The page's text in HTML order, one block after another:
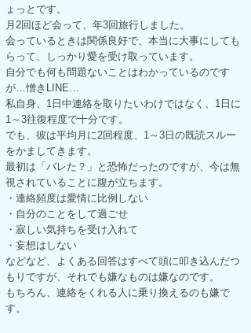
ょっとです。
月2回ほど会って、年3回旅行しました。
会っているときは関係良好で、本当に大事にしても
らって、しっかり愛を受け取っています。
自分でも何も問題ないことはわかっているのです
が…憎きLINE…
私自身、1日中連絡を取りたいわけではなく、1日に
1～3往復程度で十分です。
でも、彼は平均月に2回程度、1～3日の既読スルー
をかましてきます。
最初は「バレた？」と恐怖だったのですが、今は無
視されていることに腹が立ちます。
・連絡頻度は愛情に比例しない
・自分のことをして過ごせ
・寂しい気持ちを受け入れて
・妄想はしない
などなど、よくある回答はすべて頭に叩き込んだつ
もりですが、それでも嫌なものは嫌なのです。
もちろん、連絡をくれる人に乗り換えるのも嫌で
す。